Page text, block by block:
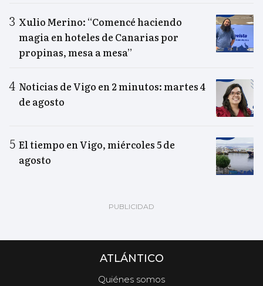
Xulio Merino: “Comencé haciendo
magia en hoteles de Canarias por
propinas, mesa a mesa”
Noticias de Vigo en 2 minutos: martes 4
de agosto
El tiempo en Vigo, miércoles 5 de
agosto
ATLÁNTICO
Quiénes somos